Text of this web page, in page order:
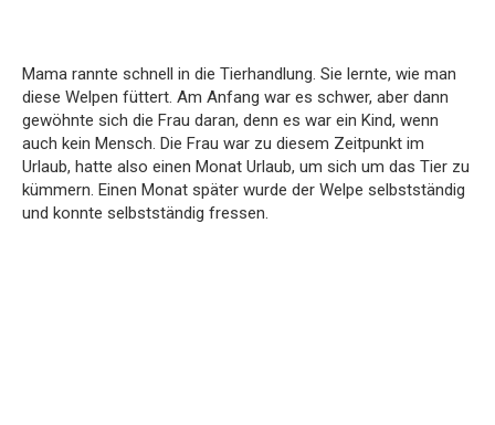
Mama rannte schnell in die Tierhandlung. Sie lernte, wie man
diese Welpen füttert. Am Anfang war es schwer, aber dann
gewöhnte sich die Frau daran, denn es war ein Kind, wenn
auch kein Mensch. Die Frau war zu diesem Zeitpunkt im
Urlaub, hatte also einen Monat Urlaub, um sich um das Tier zu
kümmern. Einen Monat später wurde der Welpe selbstständig
und konnte selbstständig fressen.